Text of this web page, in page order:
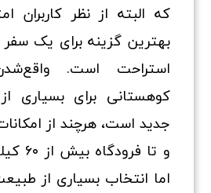
بهترین گزینه برای یک
استراحت است.
کوهستانی برای بسیاری
جدید است، هرچند از
و تا
اما انتخاب بسیاری از